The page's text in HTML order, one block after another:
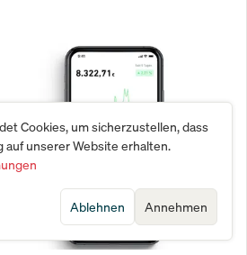
Cookies, um sicherzustellen, dass
auf unserer Website erhalten.
Annehmen
Ablehnen